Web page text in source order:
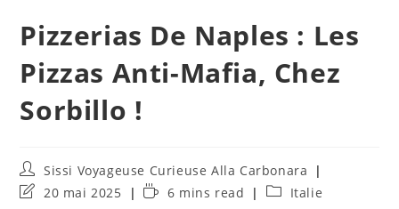
Pizzerias De Naples : Les
Pizzas Anti-Mafia, Chez
Sorbillo !
Sissi Voyageuse Curieuse Alla Carbonara
20 mai 2025
6 mins read Italie